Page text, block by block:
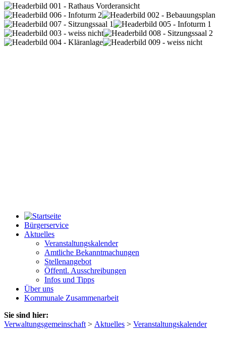
Bürgerservice
Aktuelles
Veranstaltungskalender
Amtliche Bekanntmachungen
Stellenangebot
Öffentl. Ausschreibungen
Infos und Tipps
Über uns
Kommunale Zusammenarbeit
Sie sind hier:
Verwaltungsgemeinschaft > Aktuelles > Veranstaltungskalender